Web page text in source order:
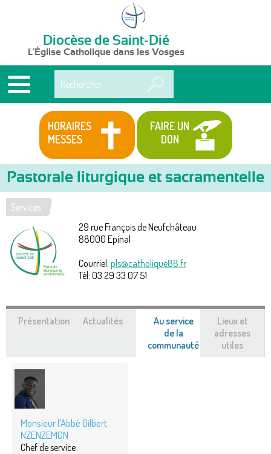
Diocèse de Saint-Dié
L'Église Catholique dans les Vosges
HORAIRES
MESSES
FAIRE UN
DON
Vous
êtes
ici
Services
Pastorale liturgique et sacramentelle
29 rue François de Neufchâteau
88000 Epinal
Courriel: pls@catholique88.fr
Tél: 03 29 33 07 51
Présentation Actualités
Au service
de la
communauté (onglet
Lieux et
adresses
utiles
Monsieur l'Abbé Gilbert
NZENZEMON
Chef de service